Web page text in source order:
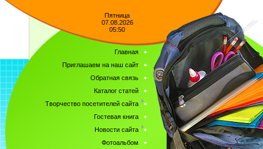
Пятница
07.08.2026
05:50
Главная
Приглашаем на наш сайт
Обратная связь
Каталог статей
Творчество посетителей сайта
Гостевая книга
Новости сайта
Фотоальбом